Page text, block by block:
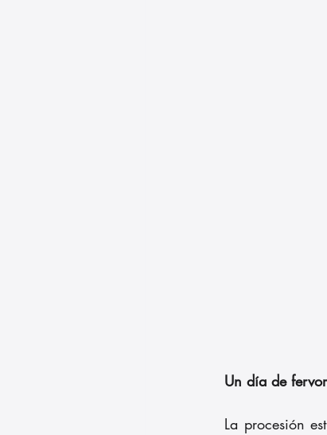
Un día de
La procesión